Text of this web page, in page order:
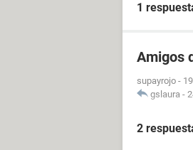
1
Amigos
supayrojo -
gslaura -
2